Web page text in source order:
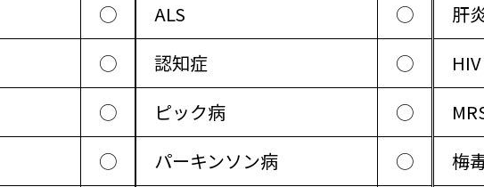
◯
◯
◯
◯
ALS
◯
認知症
◯
ピック病
◯
パーキンソン病
◯
肝
HIV
梅